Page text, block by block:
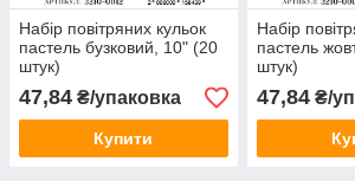
Набір повітряних кульок
пастель бузковий, 10" (20
штук)
47,84 ₴/упаковка
Купити
Набір
пастель
штук)
47,84₴/